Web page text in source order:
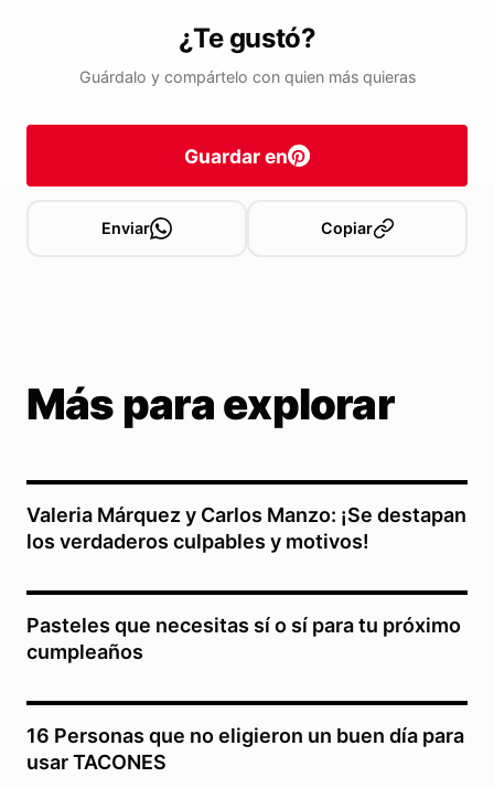
¿Te gustó?
Guárdalo y compártelo con quien más quieras
Guardar en
Enviar Copiar
Más para explorar
Valeria Márquez y Carlos Manzo: ¡Se destapan
los verdaderos culpables y motivos!
Pasteles que necesitas sí o sí para tu próximo
cumpleaños
16 Personas que no eligieron un buen día para
usar TACONES